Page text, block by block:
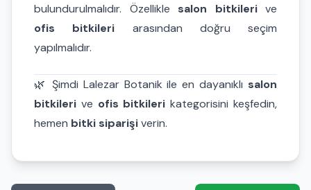
bulundurulmalıdır. Özellikle salon bitkilerive
ofis bitkileri arasından doğru seçim
yapılmalıdır.
🌿 Şimdi Lalezar Botanik ile en dayanıklı salon
bitkileri ve ofis bitkileri kategorisini keşfedin,
hemen bitki siparişiverin.